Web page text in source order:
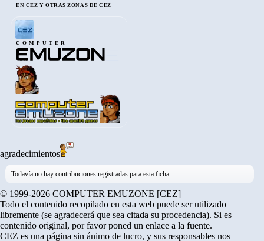
EN CEZ Y OTRAS ZONAS DE CEZ
COMPUTER
agradecimientos
Todavía no hay contribuciones registradas para esta ficha.
© 1999-2026 COMPUTER EMUZONE [CEZ]
Todo el contenido recopilado en esta web puede ser utilizado
libremente (se agradecerá que sea citada su procedencia). Si es
contenido original, por favor poned un enlace a la fuente.
CEZ es una página sin ánimo de lucro, y sus responsables nos